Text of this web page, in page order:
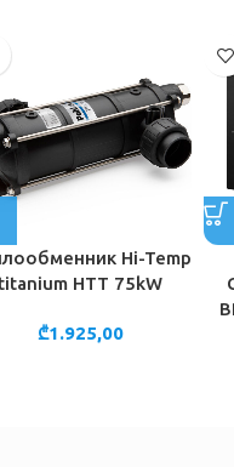
Hi-Temp
titanium HTT 75kW
₾1.925,00